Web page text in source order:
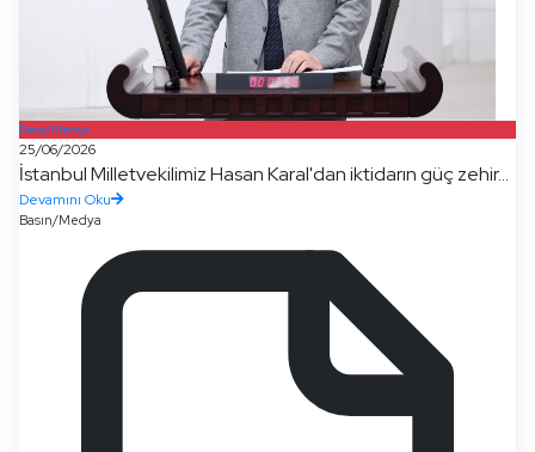
Basın/Medya
25/06/2026
İstanbul Milletvekilimiz Hasan Karal'dan iktidarın güç zehir...
Devamını Oku
Basın/Medya